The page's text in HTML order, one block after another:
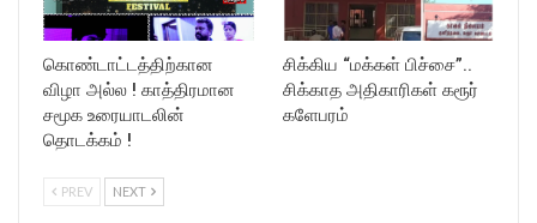
கொண்டாட்டத்திற்கான
விழா அல்ல ! காத்திரமான
சமூக உரையாடலின்
தொடக்கம் !
சிக்கிய “மக்கள் பிச்சை”..
சிக்காத அதிகாரிகள் கரூர்
களேபரம்
PREV NEXT